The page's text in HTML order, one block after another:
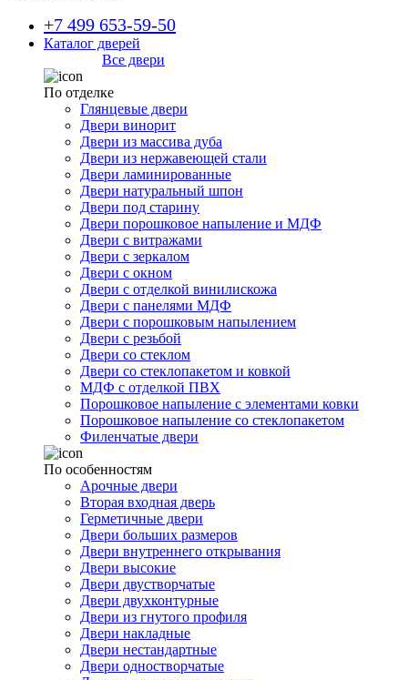
+7 499 653-59-50
Каталог дверей
Все двери
По отделке
Глянцевые двери
Двери винорит
Двери из массива дуба
Двери из нержавеющей стали
Двери ламинированные
Двери натуральный шпон
Двери под старину
Двери порошковое напыление и МДФ
Двери с витражами
Двери с зеркалом
Двери с окном
Двери с отделкой винилискожа
Двери с панелями МДФ
Двери с порошковым напылением
Двери с резьбой
Двери со стеклом
Двери со стеклопакетом и ковкой
МДФ с отделкой ПВХ
Порошковое напыление с элементами ковки
Порошковое напыление со стеклопакетом
Филенчатые двери
По особенностям
Арочные двери
Вторая входная дверь
Герметичные двери
Двери больших размеров
Двери внутреннего открывания
Двери высокие
Двери двустворчатые
Двери двухконтурные
Двери из гнутого профиля
Двери накладные
Двери нестандартные
Двери одностворчатые